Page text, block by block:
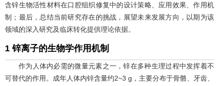
含锌生物活性材料在口腔组织修复中的设计策略、应用效果、作用机
制；最后，总结当前研究存在的挑战，展望未来发展方向，以期为该
领域的深入研究及临床转化提供理论依据。
1 锌离子的生物学作用机制
作为人体内必需的微量元素之一，锌在多种生理过程中发挥着不
可替代的作用。成年人体内锌含量约2~3 g，主要分布于骨骼、牙齿、